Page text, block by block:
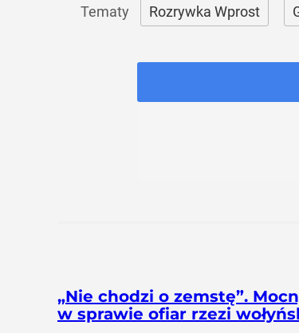
Rozrywka Wprost
„Nie chodzi o zemstę”.
w sprawie ofiar rzezi